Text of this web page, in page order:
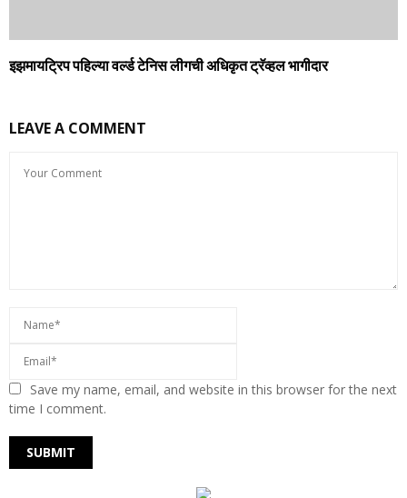
इझमायट्रिप पहिल्या वर्ल्ड टेनिस लीगची अधिकृत ट्रॅव्हल भागीदार
LEAVE A COMMENT
Save my name, email, and website in this browser for the next
time I comment.